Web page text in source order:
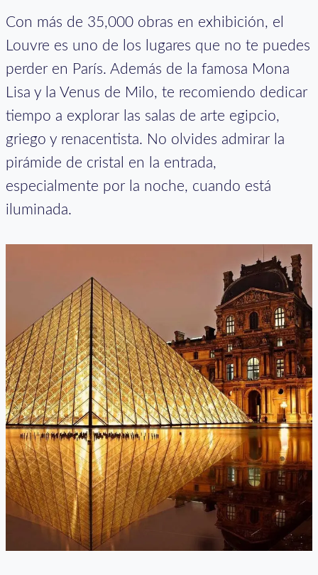
Con más de 35,000 obras en exhibición, el
Louvre es uno de los lugares que no te puedes
perder en París. Además de la famosa Mona
Lisa y la Venus de Milo, te recomiendo dedicar
tiempo a explorar las salas de arte egipcio,
griego y renacentista. No olvides admirar la
pirámide de cristal en la entrada,
especialmente por la noche, cuando está
iluminada.